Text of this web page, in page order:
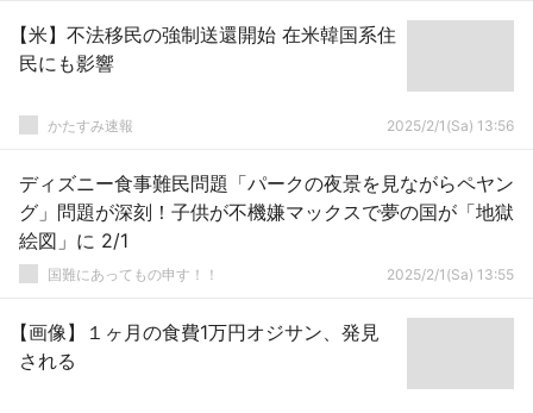
【米】不法移民の強制送還開始 在米韓国系住
民にも影響
かたすみ速報 2025/2/1(Sa) 13:56
ディズニー食事難民問題「パークの夜景を見ながらペヤン
グ」問題が深刻！子供が不機嫌マックスで夢の国が「地獄
絵図」に 2/1
国難にあってもの申す！！ 2025/2/1(Sa) 13:55
【画像】１ヶ月の食費1万円オジサン、発見
される